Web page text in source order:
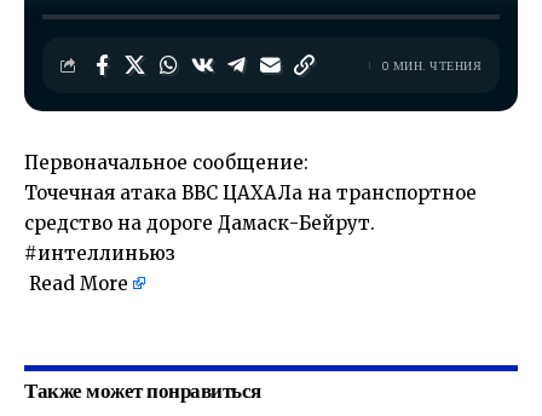
0 МИН. ЧТЕНИЯ
Первоначальное сообщение:
Точечная атака ВВС ЦАХАЛа на транспортное
средство на дороге Дамаск-Бейрут.
#интеллиньюз
Read More
Также может понравиться